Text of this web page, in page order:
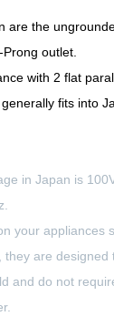
are the
Prong outlet.
with 2 flat
fits into
in Japan is
your appliances
they are designed
and do not